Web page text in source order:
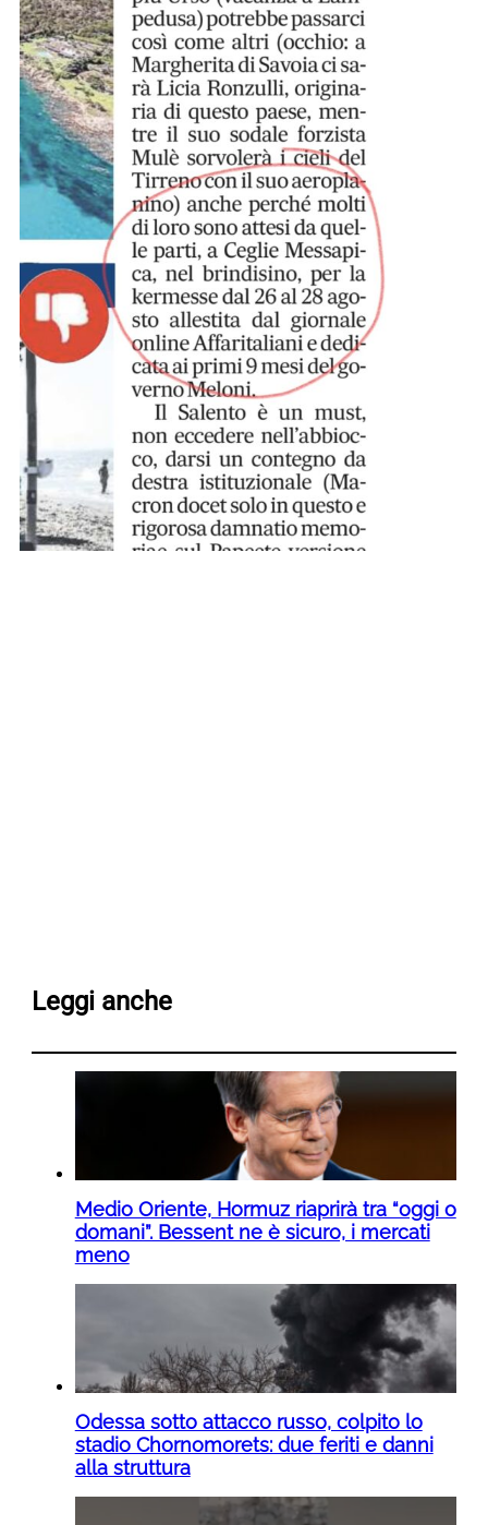
Leggi anche
Medio Oriente, Hormuz riaprirà tra “oggi o
domani”. Bessent ne è sicuro, i mercati
meno
Odessa sotto attacco russo, colpito lo
stadio Chornomorets: due feriti e danni
alla struttura